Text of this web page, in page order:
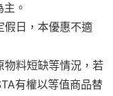
。
假日，本優惠不適
物料短缺等情況，若
有權以等值商品替